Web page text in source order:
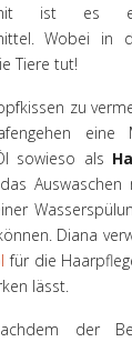
ist es
Wobei in
Tiere tut!
zu
eine
sowieso als
Diana
für die
lässt.
der